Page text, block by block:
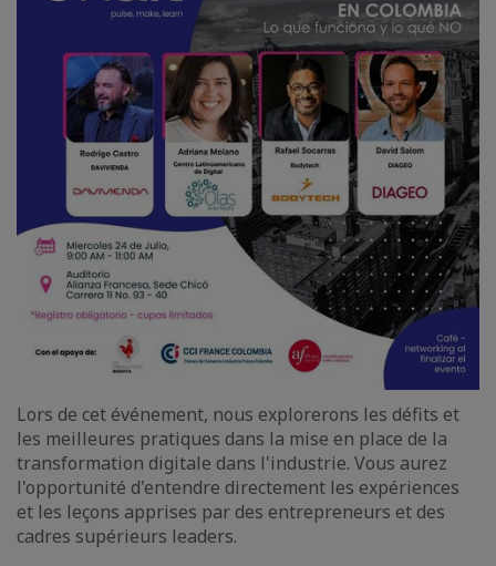
Lors de cet événement, nous explorerons les défits et
les meilleures pratiques dans la mise en place de la
transformation digitale dans l'industrie. Vous aurez
l'opportunité d'entendre directement les expériences
et les leçons apprises par des entrepreneurs et des
cadres supérieurs leaders.